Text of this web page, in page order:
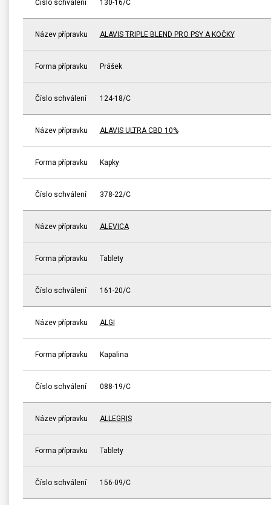
Číslo schválení 130-16/C
Název přípravku ALAVIS TRIPLE BLEND PRO PSY A KOČKY
Forma přípravku Prášek
Číslo schválení 124-18/C
Název přípravku ALAVIS ULTRA CBD 10%
Forma přípravku Kapky
Číslo schválení 378-22/C
Název přípravku ALEVICA
Forma přípravku Tablety
Číslo schválení 161-20/C
Název přípravku ALGI
Forma přípravku Kapalina
Číslo schválení 088-19/C
Název přípravku ALLEGRIS
Forma přípravku Tablety
Číslo schválení 156-09/C